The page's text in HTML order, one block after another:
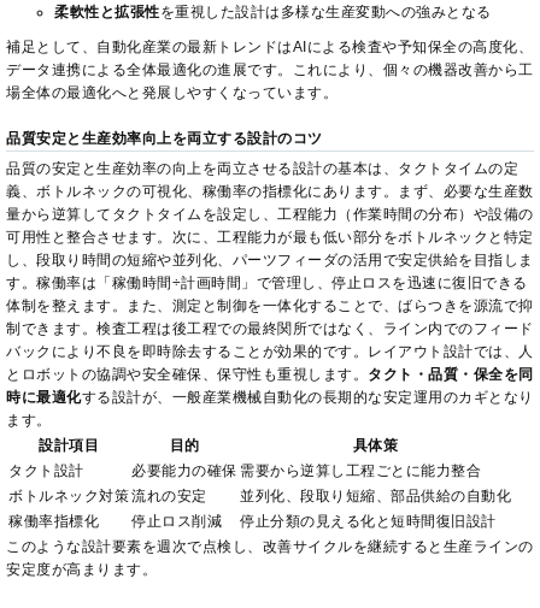
柔軟性と拡張性を重視した設計は多様な生産変動への強みとなる
補足として、自動化産業の最新トレンドはAIによる検査や予知保全の高度化、
データ連携による全体最適化の進展です。これにより、個々の機器改善から工
場全体の最適化へと発展しやすくなっています。
品質安定と生産効率向上を両立する設計のコツ
品質の安定と生産効率の向上を両立させる設計の基本は、タクトタイムの定
義、ボトルネックの可視化、稼働率の指標化にあります。まず、必要な生産数
量から逆算してタクトタイムを設定し、工程能力（作業時間の分布）や設備の
可用性と整合させます。次に、工程能力が最も低い部分をボトルネックと特定
し、段取り時間の短縮や並列化、パーツフィーダの活用で安定供給を目指しま
す。稼働率は「稼働時間÷計画時間」で管理し、停止ロスを迅速に復旧できる
体制を整えます。また、測定と制御を一体化することで、ばらつきを源流で抑
制できます。検査工程は後工程での最終関所ではなく、ライン内でのフィード
バックにより不良を即時除去することが効果的です。レイアウト設計では、人
とロボットの協調や安全確保、保守性も重視します。 タクト・品質・保全を同
時に最適化する設計が、一般産業機械自動化の長期的な安定運用のカギとなり
ます。
設計項目
目的
具体策
タクト設計
必要能力の確保 需要から逆算し工程ごとに能力整合
ボトルネック対策流れの安定
並列化、段取り短縮、部品供給の自動化
稼働率指標化
停止ロス削減
停止分類の見える化と短時間復旧設計
このような設計要素を週次で点検し、改善サイクルを継続すると生産ラインの
安定度が高まります。